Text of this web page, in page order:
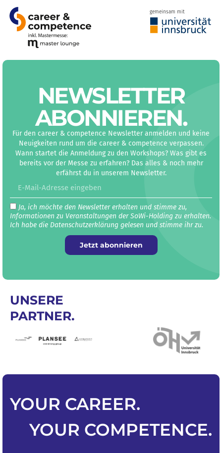
gemeinsam mit
NEWS­LETTER
ABON­NIEREN.
Für den career & competence Newsletter anmelden und keine
Neuigkeiten rund um die career & competence verpassen.
Wann startet die Anmeldung zu den Workshops? Was gibt es
bereits vor der Messe zu erfahren? Das alles & noch mehr
erfährst du in unserem Newsletter.
Ja, ich möchte den Newsletter erhalten und stimme zu,
Informationen zu Veranstaltungen der SoWi-Holding zu erhalten.
Ich habe die Datenschutz­erklärung gelesen und stimme ihr zu.
Jetzt abonnieren
UNSERE
PARTNER.
YOUR CAREER.
YOUR COMPETENCE.